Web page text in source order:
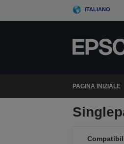
ITALIANO
PAGINA INIZIALE